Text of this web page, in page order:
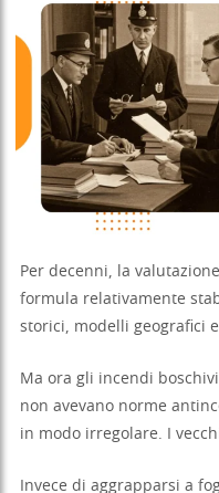
Per decenni, la
formula relativamente
storici, modelli geografici
Ma ora gli incendi
non avevano norme
in modo irregolare. I
Invece di aggrapparsi a